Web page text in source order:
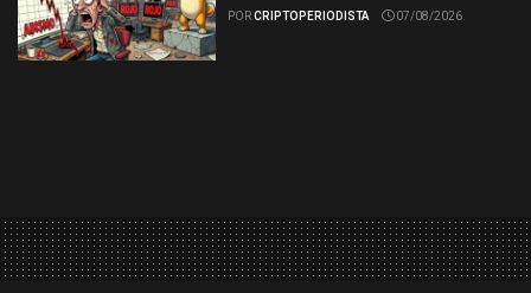
PORCRIPTOPERIODISTA 07/08/2026